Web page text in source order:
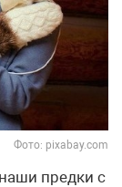
Фото: pixabay.com
предки с